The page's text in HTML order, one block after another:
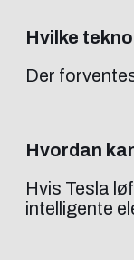
Hvilke
Der
Hvordan
Hvis Tesla
intelligente